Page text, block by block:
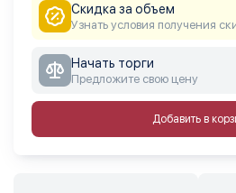
Скидка за объем
Узнать условия получения
Начать торги
Предложите свою цену
Добавить в